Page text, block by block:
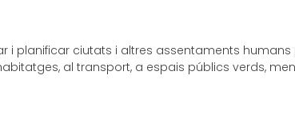
i planificar ciutats i altres assentaments
al transport, a espais públics verds,